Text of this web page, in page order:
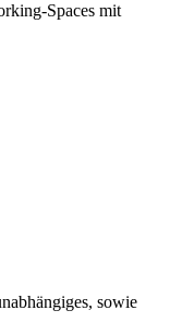
Spaces mit
sowie